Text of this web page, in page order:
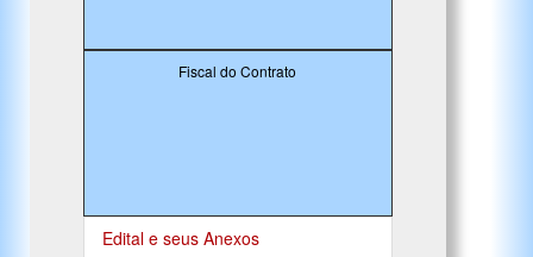
Fiscal do Contrato
Edital e seus Anexos